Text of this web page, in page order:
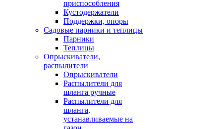
приспособления
Кустодержатели
Поддержки, опоры
Садовые парники и теплицы
Парники
Теплицы
Опрыскиватели,
распылители
Опрыскиватели
Распылители для
шланга ручные
Распылители для
шланга,
устанавливаемые на